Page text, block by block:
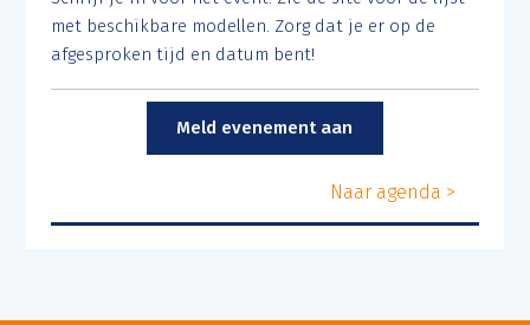
met beschikbare modellen. Zorg dat je er op de
afgesproken tijd en datum bent!
Meld evenement aan
Naar agenda >